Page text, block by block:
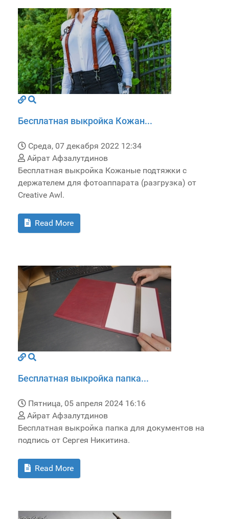
Бесплатная выкройка Кожан...
Среда, 07 декабря 2022 12:34
Айрат Афзалутдинов
Бесплатная выкройка Кожаные подтяжки с
держателем для фотоаппарата (разгрузка) от
Creative Awl.
Read More
Бесплатная выкройка папка...
Пятница, 05 апреля 2024 16:16
Айрат Афзалутдинов
Бесплатная выкройка папка для документов на
подпись от Сергея Никитина.
Read More